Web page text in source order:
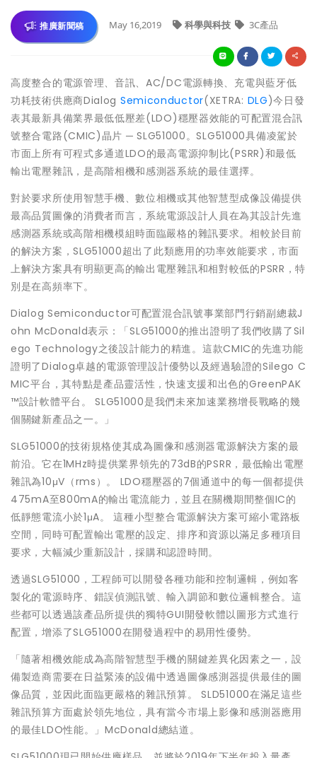
推廣新聞稿 May 16,2019 科學與科技 3C產品
高度整合的電源管理、音訊、AC/DC電源轉換、充電與藍牙低
功耗技術供應商Dialog Semiconductor(XETRA: DLG)今日發
表其最新具備業界最低低壓差(LDO)穩壓器效能的可配置混合訊
號整合電路(CMIC)晶片 ─ SLG51000。SLG51000具備凌駕於
市面上所有可程式多通道LDO的最高電源抑制比(PSRR)和最低
輸出電壓雜訊，是高階相機和感測器系統的最佳選擇。
對於要求所使用智慧手機、數位相機或其他智慧型成像設備提供
最高品質圖像的消費者而言，系統電源設計人員在為其設計先進
感測器系統或高階相機模組時面臨嚴格的雜訊要求。相較於目前
的解決方案，SLG51000超出了此類應用的功率效能要求，市面
上解決方案具有明顯更高的輸出電壓雜訊和相對較低的PSRR，特
別是在高頻率下。
Dialog Semiconductor可配置混合訊號事業部門行銷副總裁J
ohn McDonald表示：「SLG51000的推出證明了我們收購了Sil
ego Technology之後設計能力的精進。這款CMIC的先進功能
證明了Dialog卓越的電源管理設計優勢以及經過驗證的Silego C
MIC平台，其特點是產品靈活性，快速支援和出色的GreenPAK
™設計軟體平台。 SLG51000是我們未來加速業務增長戰略的幾
個關鍵新產品之一。」
SLG51000的技術規格使其成為圖像和感測器電源解決方案的最
前沿。它在1MHz時提供業界領先的73dB的PSRR，最低輸出電壓
雜訊為10μV（rms）。 LDO穩壓器的7個通道中的每一個都提供
475mA至800mA的輸出電流能力，並且在關機期間整個IC的
低靜態電流小於1μA。 這種小型整合電源解決方案可縮小電路板
空間，同時可配置輸出電壓的設定、排序和資源以滿足多種項目
要求，大幅減少重新設計，採購和認證時間。
透過SLG51000，工程師可以開發各種功能和控制邏輯，例如客
製化的電源時序、錯誤偵測訊號、輸入調節和數位邏輯整合。這
些都可以透過該產品所提供的獨特GUI開發軟體以圖形方式進行
配置，增添了SLG51000在開發過程中的易用性優勢。
「隨著相機效能成為高階智慧型手機的關鍵差異化因素之一，設
備製造商需要在日益緊湊的設備中透過圖像感測器提供最佳的圖
像品質，並因此面臨更嚴格的雜訊預算。 SLD51000在滿足這些
雜訊預算方面處於領先地位，具有當今市場上影像和感測器應用
的最佳LDO性能。」McDonald總結道。